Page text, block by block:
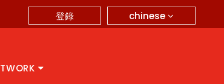
chinese
登錄